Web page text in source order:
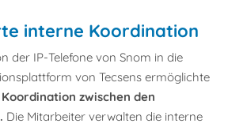
interne Koordination
der IP-Telefone von Snom in die
von Tecsens ermöglichte
zwischen den
Die Mitarbeiter verwalten die interne